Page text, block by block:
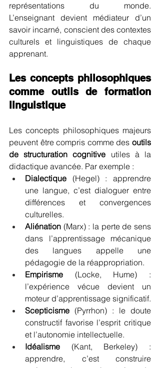
représentations du monde.
L’enseignant devient médiateur d’un
savoir incarné, conscient des contextes
culturels et linguistiques de chaque
apprenant.
Les concepts philosophiques
comme outils de formation
linguistique
Les concepts philosophiques majeurs
peuvent être compris comme des outils
de structuration cognitive utiles à la
didactique avancée. Par exemple :
Dialectique (Hegel) : apprendre
une langue, c’est dialoguer entre
différences et convergences
culturelles.
Aliénation (Marx) : la perte de sens
dans l’apprentissage mécanique
des langues appelle une
pédagogie de la réappropriation.
Empirisme (Locke, Hume) :
l’expérience vécue devient un
moteur d’apprentissage significatif.
Scepticisme (Pyrrhon) : le doute
constructif favorise l’esprit critique
et l’autonomie intellectuelle.
Idéalisme (Kant, Berkeley) :
apprendre, c’est construire